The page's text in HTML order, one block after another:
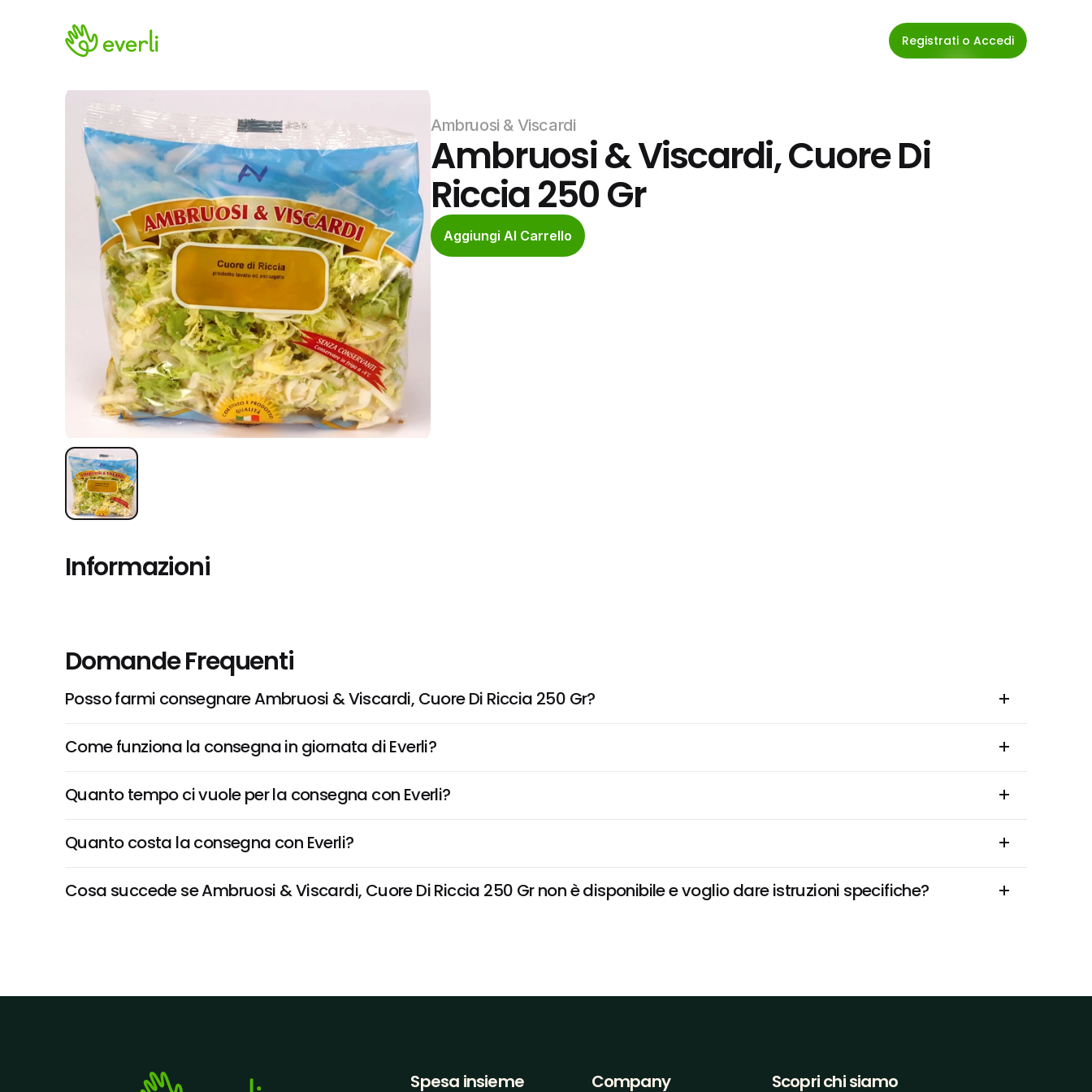
Registrati o Accedi
Ambruosi & Viscardi
Ambruosi & Viscardi, Cuore Di
Riccia 250 Gr
Aggiungi Al Carrello
Informazioni
Domande Frequenti
Posso farmi consegnare Ambruosi & Viscardi, Cuore Di Riccia 250 Gr?
Come funziona la consegna in giornata di Everli?
Quanto tempo ci vuole per la consegna con Everli?
Quanto costa la consegna con Everli?
Cosa succede se Ambruosi & Viscardi, Cuore Di Riccia 250 Gr non è disponibile e voglio dare istruzioni specifiche?
Spesa insieme Company Scopri chi siamo